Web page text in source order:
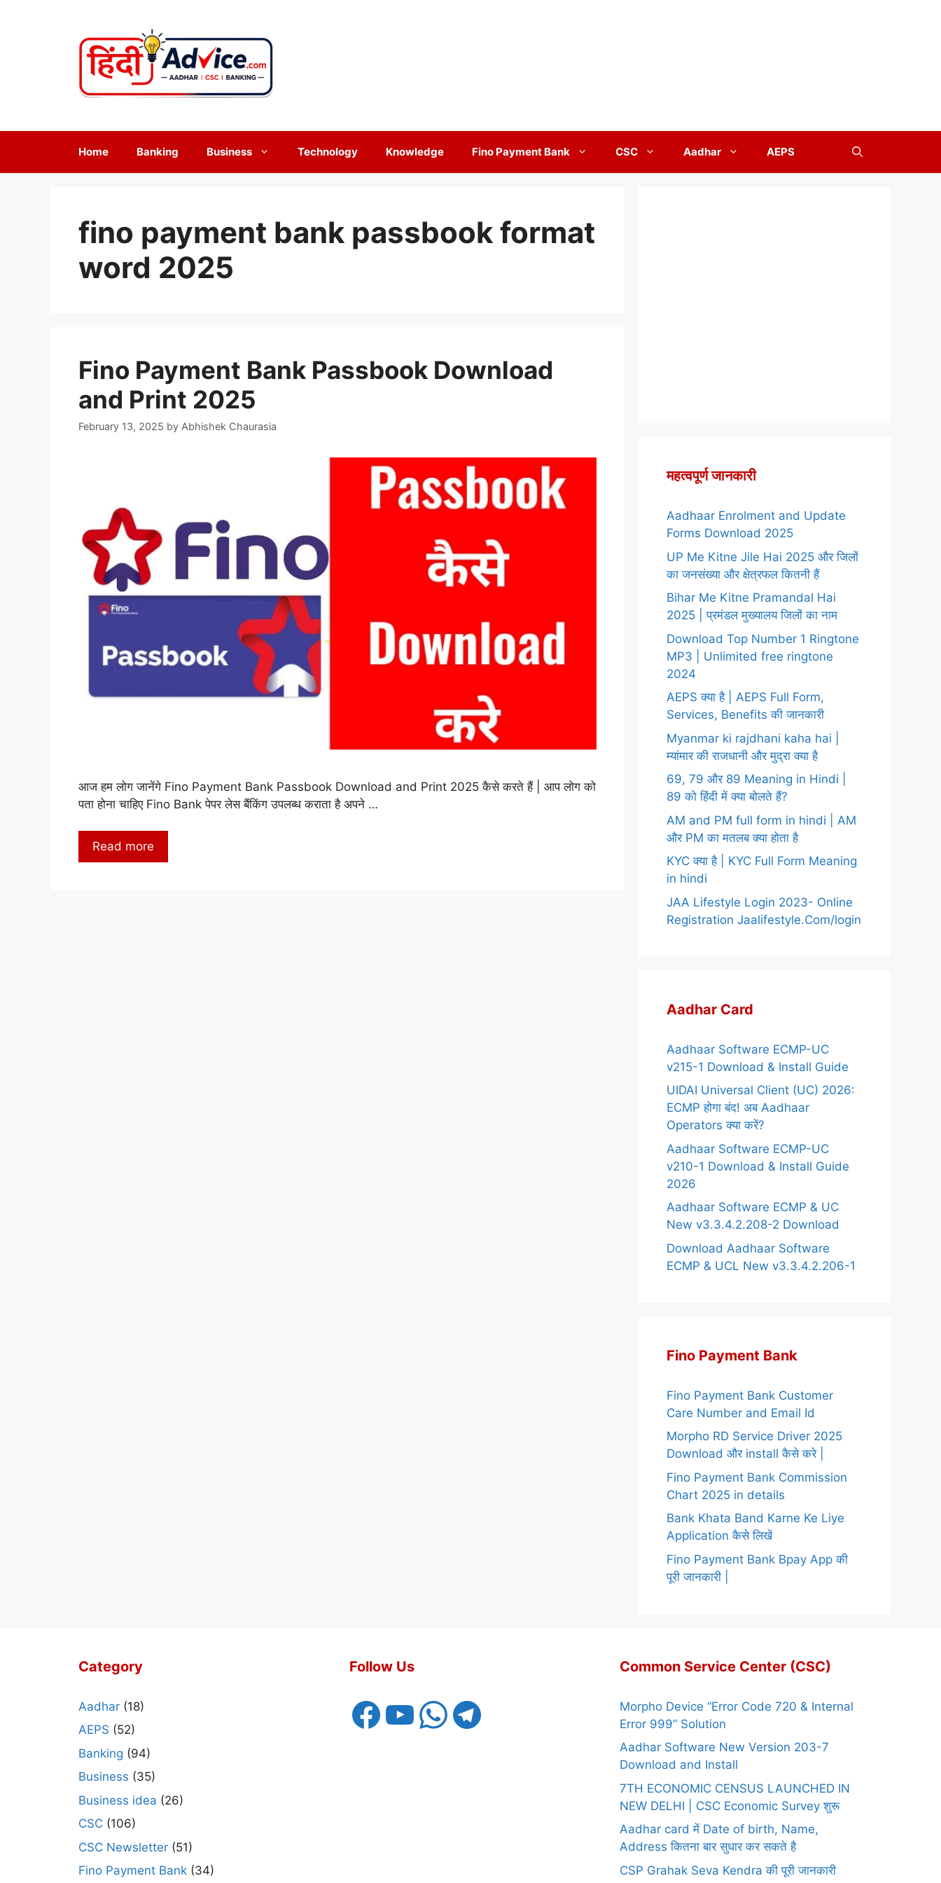
Home Banking Business Technology Knowledge Fino Payment Bank CSC Aadhar AEPS
fino payment bank passbook format
word 2025
Fino Payment Bank Passbook Download
and Print 2025
February 13, 2025 by Abhishek Chaurasia
आज हम लोग जानेंगे Fino Payment Bank Passbook Download and Print 2025 कैसे करते हैं | आप लोग को
पता होना चाहिए Fino Bank पेपर लेस बैंकिंग उपलब्ध कराता है अपने …
Read more
महत्वपूर्ण जानकारी
Aadhaar Enrolment and Update
Forms Download 2025
UP Me Kitne Jile Hai 2025 और जिलों
का जनसंख्या और क्षेत्रफल कितनी हैं
Bihar Me Kitne Pramandal Hai
2025 | प्रमंडल मुख्यालय जिलों का नाम
Download Top Number 1 Ringtone
MP3 | Unlimited free ringtone
2024
AEPS क्या है | AEPS Full Form,
Services, Benefits की जानकारी
Myanmar ki rajdhani kaha hai |
म्यांमार की राजधानी और मुद्रा क्या है
69, 79 और 89 Meaning in Hindi |
89 को हिंदी में क्या बोलते हैं?
AM and PM full form in hindi | AM
और PM का मतलब क्या होता है
KYC क्या है | KYC Full Form Meaning
in hindi
JAA Lifestyle Login 2023- Online
Registration Jaalifestyle.Com/login
Aadhar Card
Aadhaar Software ECMP-UC
v215-1 Download & Install Guide
UIDAI Universal Client (UC) 2026:
ECMP होगा बंद! अब Aadhaar
Operators क्या करें?
Aadhaar Software ECMP-UC
v210-1 Download & Install Guide
2026
Aadhaar Software ECMP & UC
New v3.3.4.2.208-2 Download
Download Aadhaar Software
ECMP & UCL New v3.3.4.2.206-1
Fino Payment Bank
Fino Payment Bank Customer
Care Number and Email Id
Morpho RD Service Driver 2025
Download और install कैसे करे |
Fino Payment Bank Commission
Chart 2025 in details
Bank Khata Band Karne Ke Liye
Application कैसे लिखें
Fino Payment Bank Bpay App की
पूरी जानकारी |
Category
Aadhar (18)
AEPS (52)
Banking (94)
Business (35)
Business idea (26)
CSC (106)
CSC Newsletter (51)
Fino Payment Bank (34)
Follow Us
FacebookYouTubeWhatsAppTelegram
Common Service Center (CSC)
Morpho Device “Error Code 720 & Internal
Error 999” Solution
Aadhar Software New Version 203-7
Download and Install
7TH ECONOMIC CENSUS LAUNCHED IN
NEW DELHI | CSC Economic Survey शुरू
Aadhar card में Date of birth, Name,
Address कितना बार सुधार कर सकते है
CSP Grahak Seva Kendra की पूरी जानकारी